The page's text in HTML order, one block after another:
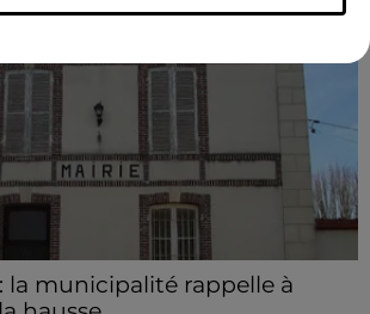
la municipalité rappelle à